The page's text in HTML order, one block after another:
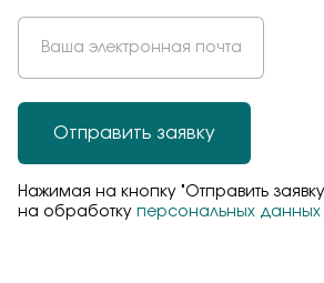
Отправить заявку
Нажимая на кнопку "Отправить
на обработку персональных данных